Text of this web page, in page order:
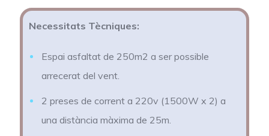
Necessitats Tècniques:
Espai asfaltat de 250m2 a ser possible
arrecerat del vent.
2 preses de corrent a 220v (1500W x 2) a
una distància màxima de 25m.